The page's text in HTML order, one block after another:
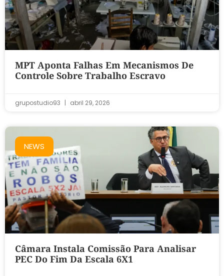
MPT Aponta Falhas Em Mecanismos De
Controle Sobre Trabalho Escravo
grupostudio93 abril 29, 2026
NEWS
Câmara Instala Comissão Para Analisar
PEC Do Fim Da Escala 6X1